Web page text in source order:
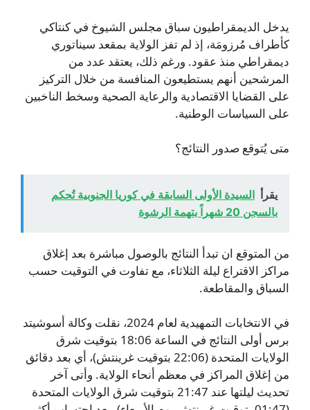
يدخل الديمقراطيون سباق مجلس الشيوخ في كنتاكي
كأطراف مُرزومَة، إذ لم تفز الولاية بمقعد سيناتوري
ديمقراطي منذ عقود. ورغم ذلك، يعتقد عدد من
المرشحين أنهم يستطيعون المنافسة من خلال التركيز
على القضايا الاقتصادية والرعاية الصحية وسخط الناخبين
على السياسات الوطنية.
متى يُتوقع صدور النتائج؟
يقرأ السيدة الأولى السابقة في كوريا الجنوبية تُحكم
بالسجن 20 شهراً بتهمة الرشوة
من المتوقع ان تبدأ النتائج بالوصول مباشرة بعد إغلاق
مراكز الاقتراع ليلة الثلاثاء، مع تفاوت في التوقيت حسب
السباق والمقاطعة.
في الانتخابات التمهيدية لعام 2024، نقلت وكالة أسوشيتد
برس أولى النتائج في الساعة 18:06 بتوقيت شرق
الولايات المتحدة (22:06 بتوقيت غرينتش)، أي بعد دقائق
من إغلاق المراكز في معظم أنحاء الولاية. وأتى آخر
تحديث ليلتها عند 21:47 بتوقيت شرق الولايات المتحدة